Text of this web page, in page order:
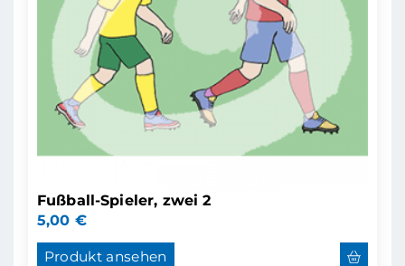
Fußball-Spieler, zwei 2
5,00 €
Produkt ansehen